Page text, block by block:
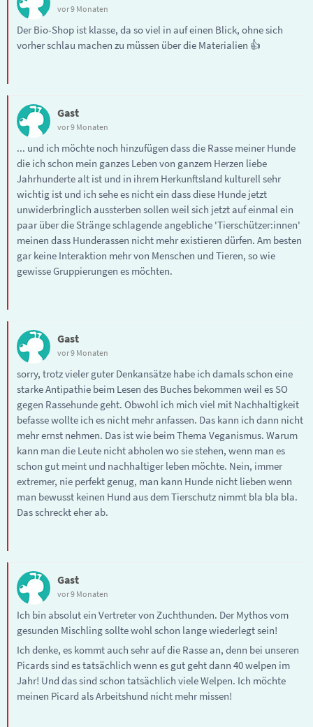
vor 9 Monaten
Der Bio-Shop ist klasse, da so viel in auf einen Blick, ohne sich
vorher schlau machen zu müssen über die Materialien 👍
Gast
vor 9 Monaten
... und ich möchte noch hinzufügen dass die Rasse meiner Hunde
die ich schon mein ganzes Leben von ganzem Herzen liebe
Jahrhunderte alt ist und in ihrem Herkunftsland kulturell sehr
wichtig ist und ich sehe es nicht ein dass diese Hunde jetzt
unwiderbringlich aussterben sollen weil sich jetzt auf einmal ein
paar über die Stränge schlagende angebliche 'Tierschützer:innen'
meinen dass Hunderassen nicht mehr existieren dürfen. Am besten
gar keine Interaktion mehr von Menschen und Tieren, so wie
gewisse Gruppierungen es möchten.
Gast
vor 9 Monaten
sorry, trotz vieler guter Denkansätze habe ich damals schon eine
starke Antipathie beim Lesen des Buches bekommen weil es SO
gegen Rassehunde geht. Obwohl ich mich viel mit Nachhaltigkeit
befasse wollte ich es nicht mehr anfassen. Das kann ich dann nicht
mehr ernst nehmen. Das ist wie beim Thema Veganismus. Warum
kann man die Leute nicht abholen wo sie stehen, wenn man es
schon gut meint und nachhaltiger leben möchte. Nein, immer
extremer, nie perfekt genug, man kann Hunde nicht lieben wenn
man bewusst keinen Hund aus dem Tierschutz nimmt bla bla bla.
Das schreckt eher ab.
Gast
vor 9 Monaten
Ich bin absolut ein Vertreter von Zuchthunden. Der Mythos vom
gesunden Mischling sollte wohl schon lange wiederlegt sein!
Ich denke, es kommt auch sehr auf die Rasse an, denn bei unseren
Picards sind es tatsächlich wenn es gut geht dann 40 welpen im
Jahr! Und das sind schon tatsächlich viele Welpen. Ich möchte
meinen Picard als Arbeitshund nicht mehr missen!